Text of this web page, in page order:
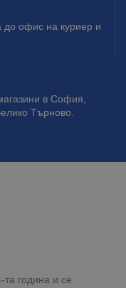
до офис на куриер и
в София,
Търново.
година и се